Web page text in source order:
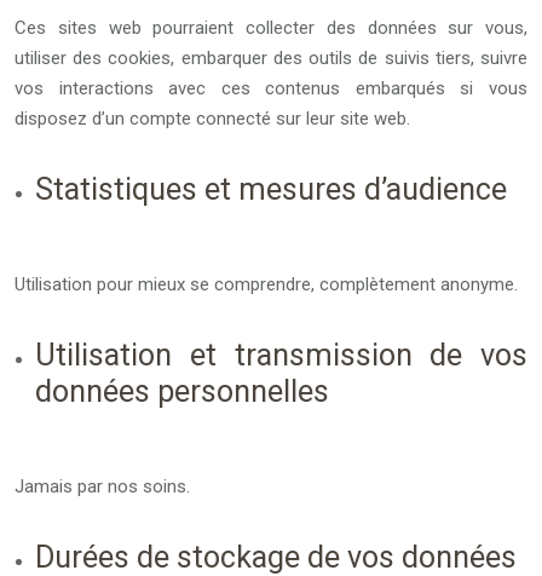
Ces sites web pourraient collecter des données sur vous,
utiliser des cookies, embarquer des outils de suivis tiers, suivre
vos interactions avec ces contenus embarqués si vous
disposez d’un compte connecté sur leur site web.
Statistiques et mesures d’audience
Utilisation pour mieux se comprendre, complètement anonyme.
Utilisation et transmission de vos
données personnelles
Jamais par nos soins.
Durées de stockage de vos données